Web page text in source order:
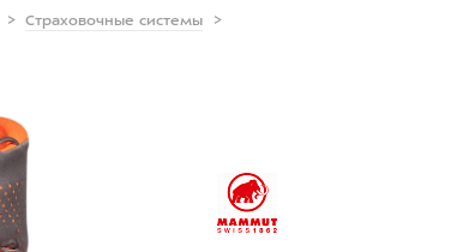
Страховочные системы